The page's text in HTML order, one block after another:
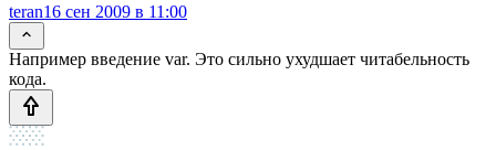
teran16 сен 2009 в 11:00
Например введение var. Это сильно ухудшает читабельность
кода.